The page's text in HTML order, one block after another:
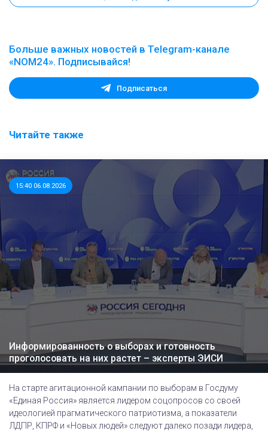
Больше важных новостей в Telegram-канале
«NOM24». Подписывайся!
Подписаться
Читайте также
15:40 06.08.2026
Информированность о выборах и готовность
проголосовать на них растет – эксперты ЭИСИ
На старте агитационной кампании по выборам в Госдуму
«Единая Россия» является лидером соцопросов со своей
идеологией прагматического патриотизма, а показатели
ЛДПР, КПРФ и «Новых людей» следуют далеко позади лидера,